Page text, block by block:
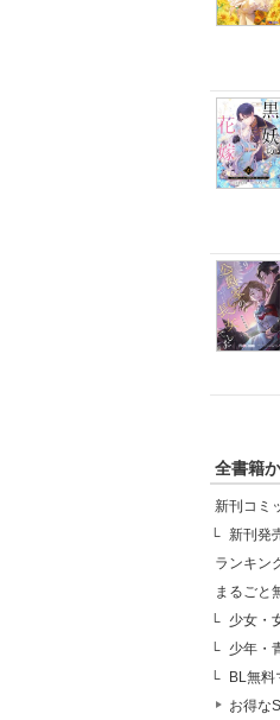
全書籍
新刊コミ
新刊発
ランキン
まるごと
少女・
少年・
BL無料
お得な